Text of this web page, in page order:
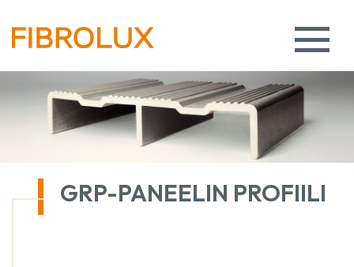
GRP-PANEELIN PROFIILI